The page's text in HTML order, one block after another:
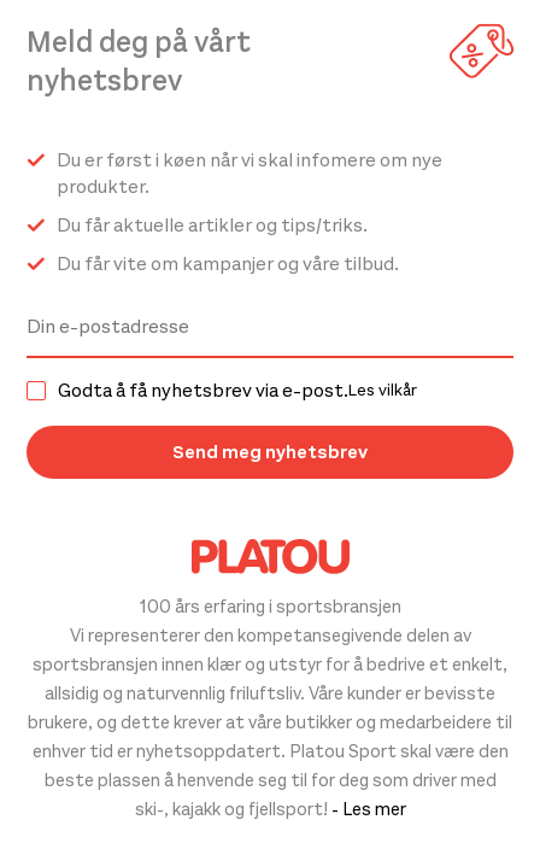
100 års erfaring i sportsbransjen
Vi representerer den kompetansegivende delen av
sportsbransjen innen klær og utstyr for å bedrive et enkelt,
allsidig og naturvennlig friluftsliv. Våre kunder er bevisste
brukere, og dette krever at våre butikker og medarbeidere til
enhver tid er nyhetsoppdatert. Platou Sport skal være den
beste plassen å henvende seg til for deg som driver med
ski-, kajakk og fjellsport! - Les mer
Meld deg på vårt
nyhetsbrev
Du er først i køen når vi skal infomere om nye
produkter.
Du får aktuelle artikler og tips/triks.
Du får vite om kampanjer og våre tilbud.
Godta å få nyhetsbrev via e-post.Les vilkår